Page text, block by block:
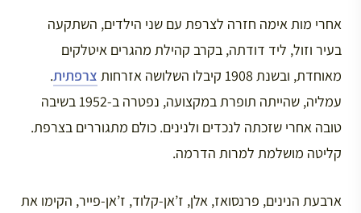
אחרי מות אימה חזרה לצרפת עם שני הילדים, השתקעה
בעיר וזול, ליד דודתה, בקרב קהילת מהגרים איטלקים
מאוחדת, ובשנת 1908 קיבלו השלושה אזרחות
צרפתית.
עמליה, שהייתה תופרת במקצועה, נפטרה ב-1952 בשיבה
טובה אחרי שזכתה לנכדים ולנינים. כולם מתגוררים בצרפת.
קליטה מושלמת למרות הדרמה.
ארבעת הנינים, פרנסואז, אלן, ז’אן-קלוד, ז’אן-פייר, הקימו את